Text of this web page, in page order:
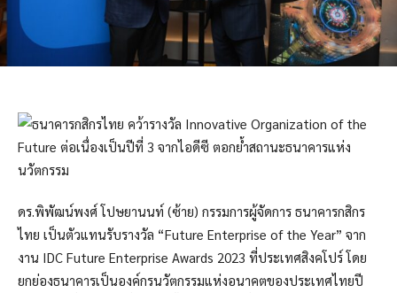
ดร.พิพัฒน์พงศ์ โปษยานนท์ (ซ้าย) กรรมการผู้จัดการ ธนาคารกสิกร
ไทย เป็นตัวแทนรับรางวัล “Future Enterprise of the Year” จาก
งาน IDC Future Enterprise Awards 2023 ที่ประเทศสิงคโปร์ โดย
ยกย่องธนาคารเป็นองค์กรนวัตกรรมแห่งอนาคตของประเทศไทยปี